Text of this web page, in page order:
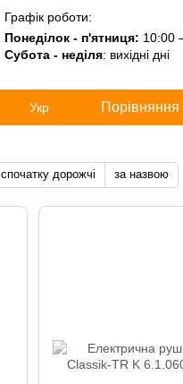
Графік роботи:
Понеділок - п'ятниця: 10:00
Субота - неділя: вихідні дні
Укр Порівняння
спочатку дорожчі за назвою